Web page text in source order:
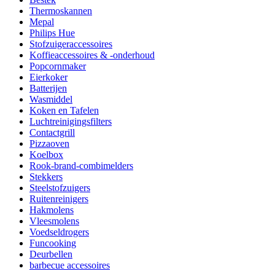
Thermoskannen
Mepal
Philips Hue
Stofzuigeraccessoires
Koffieaccessoires & -onderhoud
Popcornmaker
Eierkoker
Batterijen
Wasmiddel
Koken en Tafelen
Luchtreinigingsfilters
Contactgrill
Pizzaoven
Koelbox
Rook-brand-combimelders
Stekkers
Steelstofzuigers
Ruitenreinigers
Hakmolens
Vleesmolens
Voedseldrogers
Funcooking
Deurbellen
barbecue accessoires